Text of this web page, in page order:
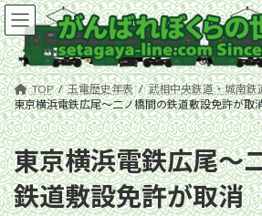
コ
ン
テ
ン
ツ
へ
ス
キ
ッ
プ
ナ
ビ
ゲ
ー
シ
ョ
ン
に
移
動
TOP 玉電歴史年表
武相中央鉄道・城南鉄
東京横浜電鉄広尾〜二ノ橋間の鉄道敷設免許が取
東京横浜電鉄広尾〜
鉄道敷設免許が取消